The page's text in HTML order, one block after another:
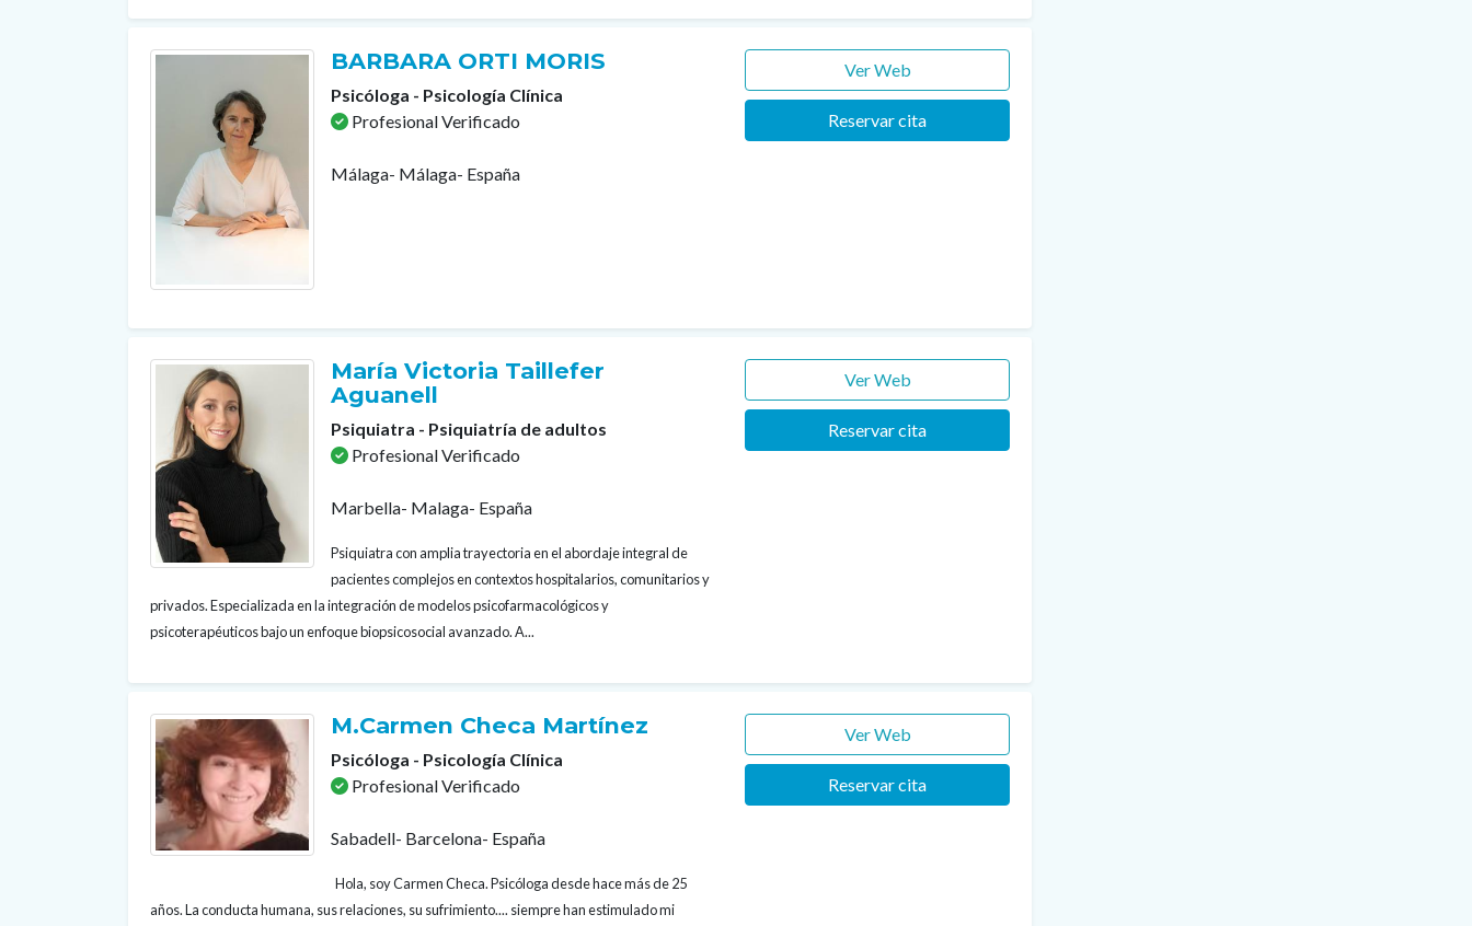
BARBARA ORTI MORIS
Psicóloga - Psicología Clínica
Profesional Verificado
Málaga- Málaga- España
Ver Web
Reservar cita
María Victoria Taillefer
Aguanell
Psiquiatra - Psiquiatría de adultos
Profesional Verificado
Marbella- Malaga- España
Psiquiatra con amplia trayectoria en el abordaje integral de
pacientes complejos en contextos hospitalarios, comunitarios y
privados. Especializada en la integración de modelos psicofarmacológicos y
psicoterapéuticos bajo un enfoque biopsicosocial avanzado. A...
Ver Web
Reservar cita
M.Carmen Checa Martínez
Psicóloga - Psicología Clínica
Profesional Verificado
Sabadell- Barcelona- España
Hola, soy Carmen Checa. Psicóloga desde hace más de 25
años. La conducta humana, sus relaciones, su sufrimiento.... siempre han estimulado mi
Ver Web
Reservar cita